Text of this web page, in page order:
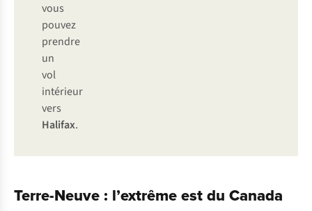
vous
pouvez
prendre
un
vol
intérieur
vers
Halifax.
Terre-Neuve : l’extrême est du Canada